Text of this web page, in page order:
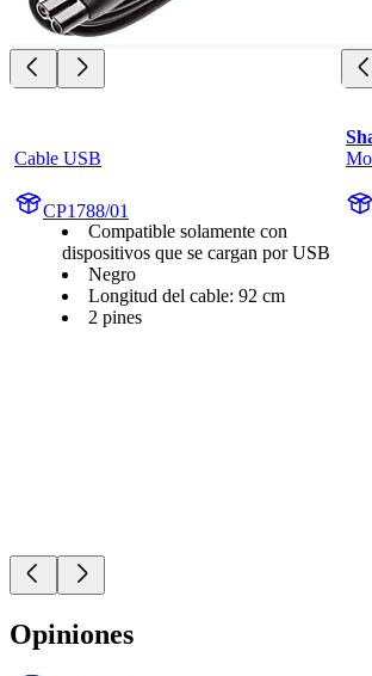
Cable USB
CP1788/01
Compatible solamente con
dispositivos que se cargan por USB
Negro
Longitud del cable: 92 cm
2 pines
Opiniones